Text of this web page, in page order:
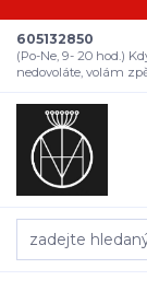
605132850
(Po-Ne, 9- 20 hod.)
nedovoláte, volám